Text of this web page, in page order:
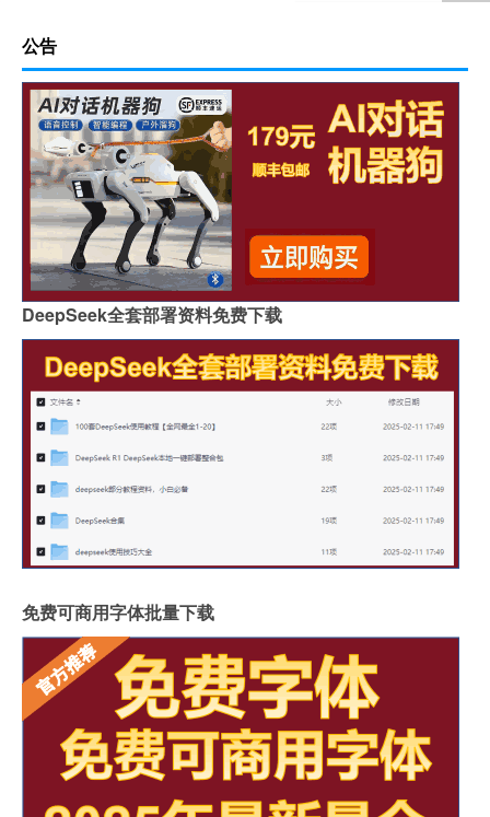
公告
DeepSeek全套部署资料免费下载
免费可商用字体批量下载